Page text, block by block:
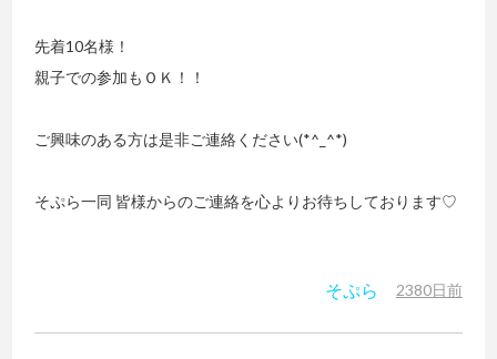
先着10名様！
親子での参加もＯＫ！！
ご興味のある方は是非ご連絡ください(*^_^*)
そぷら一同 皆様からのご連絡を心よりお待ちしております♡
そぷら 2380日前